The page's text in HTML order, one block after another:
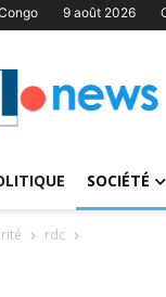
9 août 2026
SOCIÉTÉ
rdc